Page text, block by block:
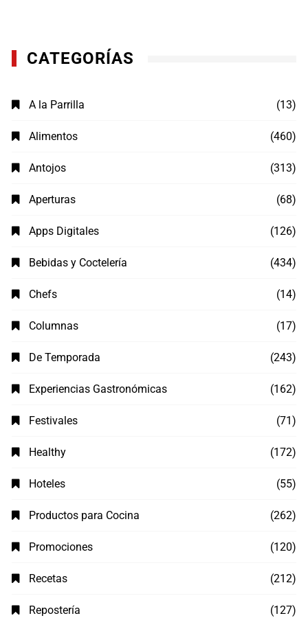
CATEGORÍAS
A la Parrilla (13)
Alimentos (460)
Antojos (313)
Aperturas (68)
Apps Digitales (126)
Bebidas y Coctelería (434)
Chefs (14)
Columnas (17)
De Temporada (243)
Experiencias Gastronómicas (162)
Festivales (71)
Healthy (172)
Hoteles (55)
Productos para Cocina (262)
Promociones (120)
Recetas (212)
Repostería (127)